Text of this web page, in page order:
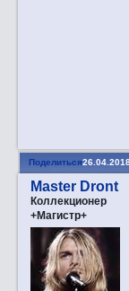
Поделиться
Master Dront
Коллекционер
+Магистр+